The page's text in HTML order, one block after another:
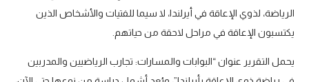
الرياضة، لذوي الإعاقة في أيرلندا، لا سيما للفتيات والأشخاص الذين
يكتسبون الإعاقة في مراحل لاحقة من حياتهم.
يحمل التقرير عنوان “البوابات والمسارات: تجارب الرياضيين والمدربين